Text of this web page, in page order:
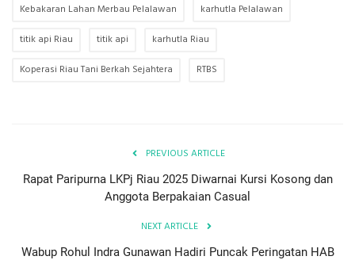
Kebakaran Lahan Merbau Pelalawan
karhutla Pelalawan
titik api Riau
titik api
karhutla Riau
Koperasi Riau Tani Berkah Sejahtera
RTBS
PREVIOUS ARTICLE
Rapat Paripurna LKPj Riau 2025 Diwarnai Kursi Kosong dan
Anggota Berpakaian Casual
NEXT ARTICLE
Wabup Rohul Indra Gunawan Hadiri Puncak Peringatan HAB